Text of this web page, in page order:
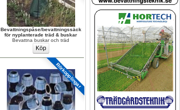
Bevattningspåse/bevattningssäck
för nyplanterade träd & buskar
Bevattna buskar och träd
Rörkopplingar